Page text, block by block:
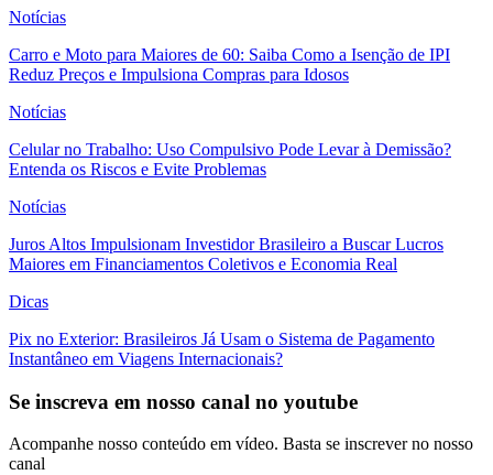
Notícias
Carro e Moto para Maiores de 60: Saiba Como a Isenção de IPI
Reduz Preços e Impulsiona Compras para Idosos
Notícias
Celular no Trabalho: Uso Compulsivo Pode Levar à Demissão?
Entenda os Riscos e Evite Problemas
Notícias
Juros Altos Impulsionam Investidor Brasileiro a Buscar Lucros
Maiores em Financiamentos Coletivos e Economia Real
Dicas
Pix no Exterior: Brasileiros Já Usam o Sistema de Pagamento
Instantâneo em Viagens Internacionais?
Se inscreva em nosso canal no youtube
Acompanhe nosso conteúdo em vídeo. Basta se inscrever no nosso
canal